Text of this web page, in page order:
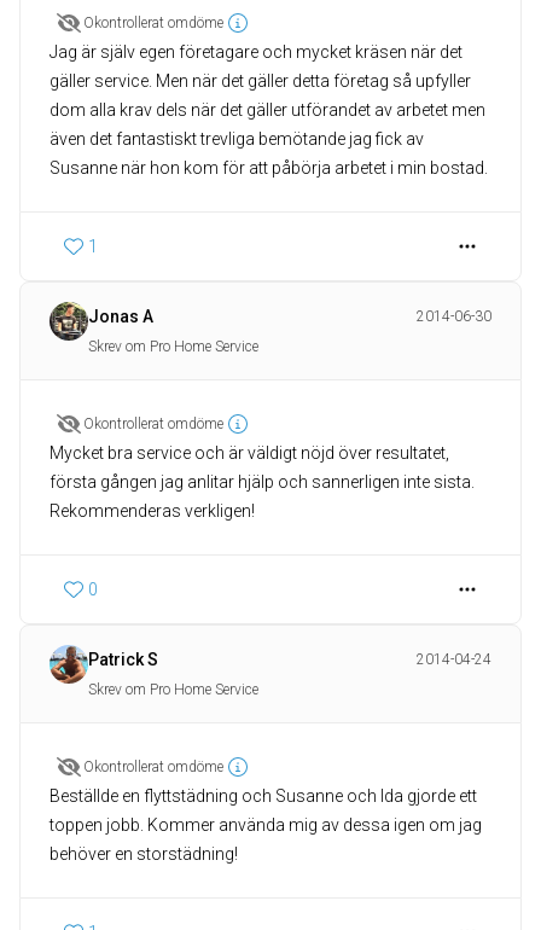
Okontrollerat omdöme
Jag är själv egen företagare och mycket kräsen när det
gäller service. Men när det gäller detta företag så upfyller
dom alla krav dels när det gäller utförandet av arbetet men
även det fantastiskt trevliga bemötande jag fick av
Susanne när hon kom för att påbörja arbetet i min bostad.
1
Jonas A
2014-06-30
Skrev om Pro Home Service
Okontrollerat omdöme
Mycket bra service och är väldigt nöjd över resultatet,
första gången jag anlitar hjälp och sannerligen inte sista.
Rekommenderas verkligen!
0
Patrick S
2014-04-24
Skrev om Pro Home Service
Okontrollerat omdöme
Beställde en flyttstädning och Susanne och Ida gjorde ett
toppen jobb. Kommer använda mig av dessa igen om jag
behöver en storstädning!